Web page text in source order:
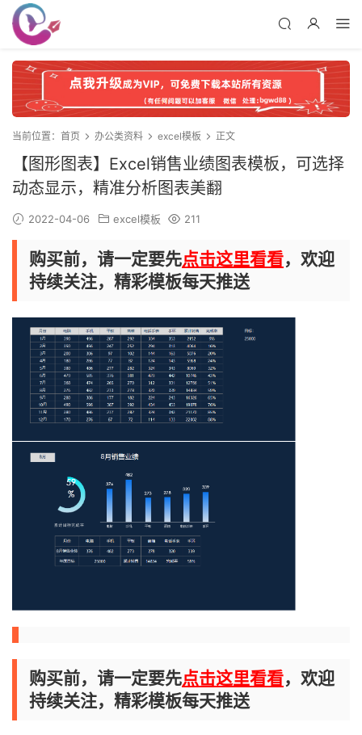
当前位置： 首页 办公类资料 excel模板 正文
【图形图表】Excel销售业绩图表模板，可选择
动态显示，精准分析图表美翻
2022-04-06 excel模板 211
购买前，请一定要先点击这里看看，欢迎
持续关注，精彩模板每天推送
购买前，请一定要先点击这里看看，欢迎
持续关注，精彩模板每天推送